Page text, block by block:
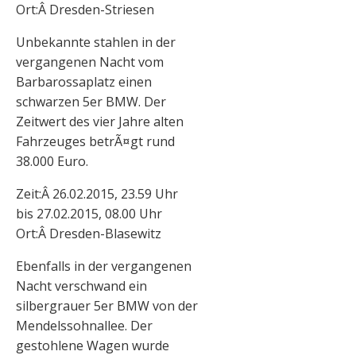
Ort:Â Dresden-Striesen
Unbekannte stahlen in der
vergangenen Nacht vom
Barbarossaplatz einen
schwarzen 5er BMW. Der
Zeitwert des vier Jahre alten
Fahrzeuges betrÃ¤gt rund
38.000 Euro.
Zeit:Â 26.02.2015, 23.59 Uhr
bis 27.02.2015, 08.00 Uhr
Ort:Â Dresden-Blasewitz
Ebenfalls in der vergangenen
Nacht verschwand ein
silbergrauer 5er BMW von der
Mendelssohnallee. Der
gestohlene Wagen wurde